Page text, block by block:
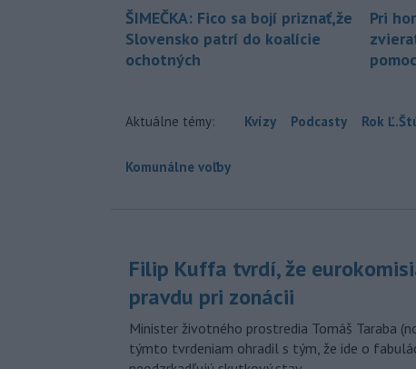
ŠIMEČKA: Fico sa bojí priznať,že
Slovensko patrí do koalície
ochotných
Pri
Aktuálne témy: Kvízy Podcasty Rok
Komunálne voľby
Filip Kuffa tvrdí, že
pravdu pri zonácii
Minister životného prostredia Tomáš Taraba
týmto tvrdeniam ohradil s tým, že ide o